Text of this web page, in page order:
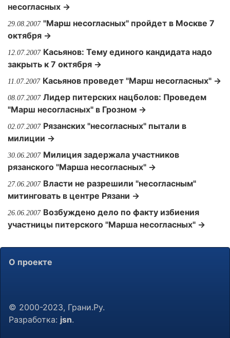
несогласных →
29.08.2007 "Марш несогласных" пройдет в Москве 7
октября →
12.07.2007 Касьянов: Тему единого кандидата надо
закрыть к 7 октября →
11.07.2007 Касьянов проведет "Марш несогласных" →
08.07.2007 Лидер питерских нацболов: Проведем
"Марш несогласных" в Грозном →
02.07.2007 Рязанских "несогласных" пытали в
милиции →
30.06.2007 Милиция задержала участников
рязанского "Марша несогласных" →
27.06.2007 Власти не разрешили "несогласным"
митинговать в центре Рязани →
26.06.2007 Возбуждено дело по факту избиения
участницы питерского "Марша несогласных" →
О проекте
© 2000-2023, Грани.Ру.
Разработка: jsn.